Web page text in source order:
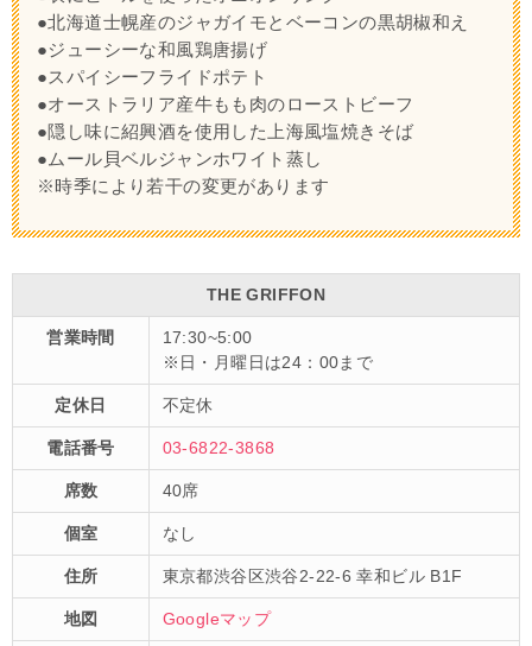
●北海道士幌産のジャガイモとベーコンの黒胡椒和え
●ジューシーな和風鶏唐揚げ
●スパイシーフライドポテト
●オーストラリア産牛もも肉のローストビーフ
●隠し味に紹興酒を使用した上海風塩焼きそば
●ムール貝ベルジャンホワイト蒸し
※時季により若干の変更があります
THE GRIFFON
営業時間
17:30~5:00
※日・月曜日は24：00まで
定休日 不定休
電話番号 03-6822-3868
席数 40席
個室 なし
住所 東京都渋谷区渋谷2-22-6 幸和ビル B1F
地図 Googleマップ